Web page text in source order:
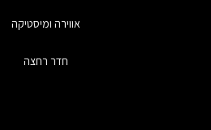
אווירה ומיסטיקה
חדר רחצה